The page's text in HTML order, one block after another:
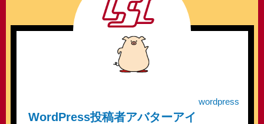
wordpress
WordPress投稿者アバターアイ